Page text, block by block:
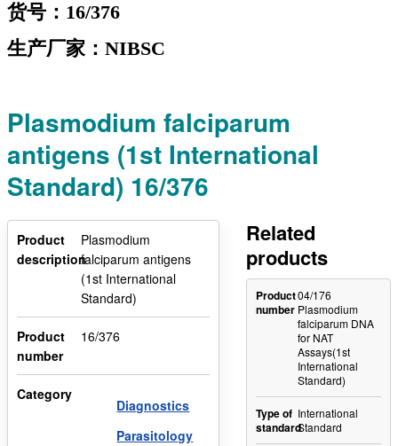
货号：16/376
生产厂家：NIBSC
Plasmodium falciparum
antigens (1st International
Standard) 16/376
Product
description
Plasmodium
falciparum antigens
(1st International
Standard)
Product
number
16/376
Category
Diagnostics
Parasitology
Related
products
Product
number
04/176
Plasmodium
falciparum DNA
for NAT
Assays(1st
International
Standard)
Type of
standard
International
Standard